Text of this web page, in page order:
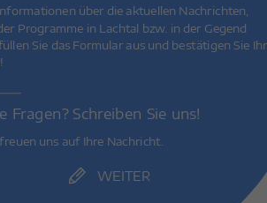
über die aktuellen Nachrichten,
Programme in Lachtal bzw. in der Gegend
Sie das Formular aus und bestätigen Sie
Fragen? Schreiben Sie uns!
uns auf Ihre Nachricht.
WEITER